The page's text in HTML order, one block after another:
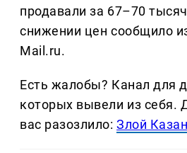
продавали за 67–70
снижении цен сообщило
Mail.ru.
Есть жалобы? Канал для
которых вывели из себя.
вас разозлило:Злой